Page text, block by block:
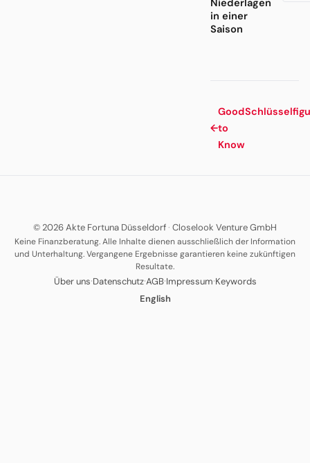
in einer
Saison
←
Good
to
Know
© 2026 Akte Fortuna Düsseldorf· Closelook Venture GmbH
Keine Finanzberatung. Alle Inhalte dienen ausschließlich der Information
und Unterhaltung. Vergangene Ergebnisse garantieren keine zukünftigen
Resultate.
Über uns·Datenschutz·AGB·Impressum·Keywords
English